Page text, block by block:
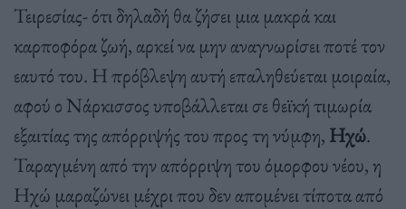
Τειρεσίας- ότι δηλαδή θα ζήσει μια μακρά και
καρποφόρα ζωή, αρκεί να μην αναγνωρίσει ποτέ τον
εαυτό του. Η πρόβλεψη αυτή επαληθεύεται μοιραία,
αφού ο Νάρκισσος υποβάλλεται σε θεϊκή τιμωρία
εξαιτίας της απόρριψής του προς τη νύμφη, Ηχώ.
Ταραγμένη από την απόρριψη του όμορφου νέου, η
Ηχώ μαραζώνει μέχρι που δεν απομένει τίποτα από